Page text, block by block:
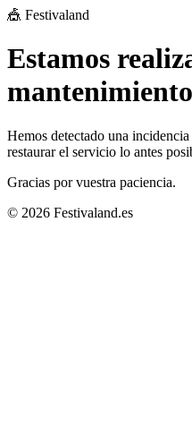
🎪 Festivaland
Estamos
mantenimiento
Hemos detectado una
restaurar el servicio lo antes
Gracias por vuestra paciencia.
© 2026 Festivaland.es